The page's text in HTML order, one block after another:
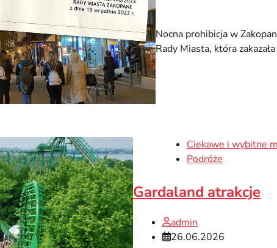
Nocna prohibicja w
Rady Miasta, która
Ciekawe i wybitne
Podróże
Gardaland atrakcje
admin
26.06.2026